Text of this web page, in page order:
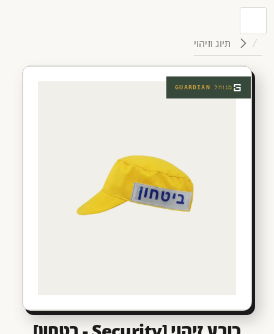
תיוג וזיהוי
מנוהל GUARDIAN